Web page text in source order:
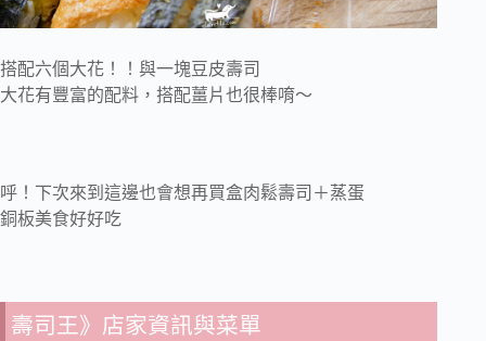
搭配六個大花！！與一塊豆皮壽司
大花有豐富的配料，搭配薑片也很棒唷～
呼！下次來到這邊也會想再買盒肉鬆壽司＋蒸蛋
銅板美食好好吃
壽司王》店家資訊與菜單